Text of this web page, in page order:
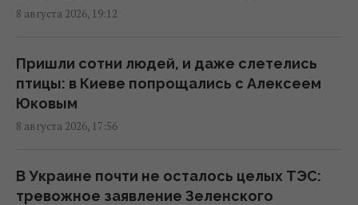
К 2030 году в Украине станет на треть
рассказала о рисках
16:46 суббота, 08 августа 2026
Россия готовит мощный удар по
мониторы
16:43 суббота, 08 августа 2026
8 августа 2026, 19:12
Пришли сотни людей, и даже слетелись
птицы: в Киеве попрощались с Алексеем
Юковым
8 августа 2026, 17:56
В Украине почти не осталось целых ТЭС:
тревожное заявление Зеленского